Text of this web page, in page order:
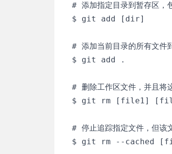
# 添加指定目录到暂存区，
  $ git add [dir]
# 添加当前目录的所有文件
  $ git add .
# 删除工作区文件，并且将
$ git rm [file1]
# 停止追踪指定文件，但该
$ git rm --cached